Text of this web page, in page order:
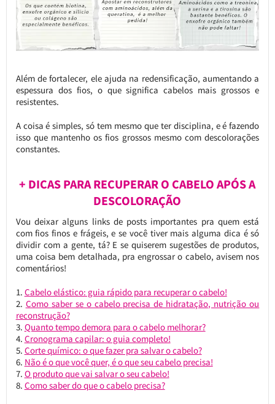
Além de fortalecer, ele ajuda na redensificação, aumentando a
espessura dos fios, o que significa cabelos mais grossos e
resistentes.
A coisa é simples, só tem mesmo que ter disciplina, e é fazendo
isso que mantenho os fios grossos mesmo com descolorações
constantes.
+ DICAS PARA RECUPERAR O CABELO APÓS A
DESCOLORAÇÃO
Vou deixar alguns links de posts importantes pra quem está
com fios finos e frágeis, e se você tiver mais alguma dica é só
dividir com a gente, tá? E se quiserem sugestões de produtos,
uma coisa bem detalhada, pra engrossar o cabelo, avisem nos
comentários!
Cabelo elástico: guia rápido para recuperar o cabelo!
Como saber se o cabelo precisa de hidratação, nutrição ou
reconstrução?
Quanto tempo demora para o cabelo melhorar?
Cronograma capilar: o guia completo!
Corte químico: o que fazer pra salvar o cabelo?
Não é o que você quer, é o que seu cabelo precisa!
O produto que vai salvar o seu cabelo!
Como saber do que o cabelo precisa?